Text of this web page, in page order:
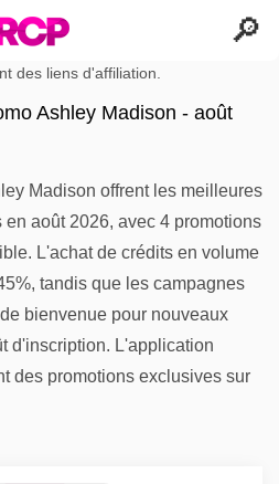
des liens d'affiliation.
Ashley Madison - août
Madison offrent les meilleures
août 2026, avec 4 promotions
L'achat de crédits en volume
tandis que les campagnes
bienvenue pour nouveaux
d'inscription. L'application
des promotions exclusives sur